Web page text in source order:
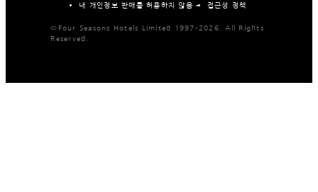
내 개인정보 판매를 허용하지 않음
접근성 정책
©Four Seasons Hotels Limited 1997-2026. All Rights
Reserved.